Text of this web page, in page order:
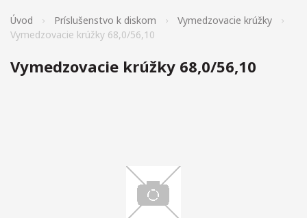
Úvod Príslušenstvo k diskom
Vymedzovacie krúžky
Vymedzovacie krúžky 68,0/56,10
Vymedzovacie krúžky 68,0/56,10